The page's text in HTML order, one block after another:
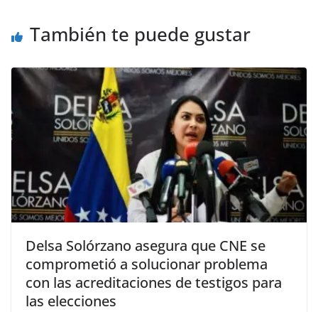
También te puede gustar
Delsa Solórzano asegura que CNE se
comprometió a solucionar problema
con las acreditaciones de testigos para
las elecciones